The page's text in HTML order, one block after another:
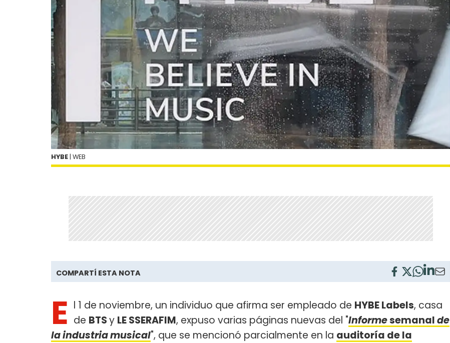
HYBE | WEB
COMPARTÍ ESTA NOTA
E l 1 de noviembre, un individuo que afirma ser empleado de HYBE Labels, casa
de BTSy LE SSERAFIM, expuso varias páginas nuevas del "Informesemanalde
la industria musical", que se mencionó parcialmente en la auditoría de la